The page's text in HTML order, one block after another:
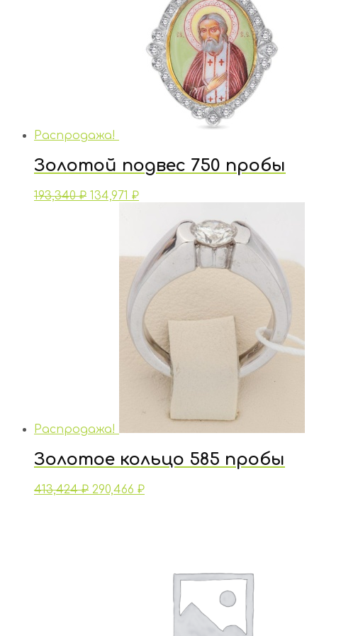
Распродажа!
Золотой подвес 750 пробы
193,340₽ 134,971 ₽
Распродажа!
Золотое кольцо 585 пробы
413,424₽ 290,466 ₽